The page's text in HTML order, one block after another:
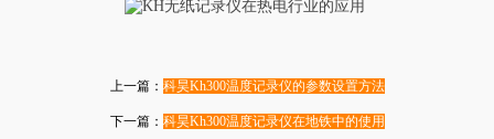
上一篇： 科昊Kh300温度记录仪的参数设置方法
下一篇： 科昊Kh300温度记录仪在地铁中的使用